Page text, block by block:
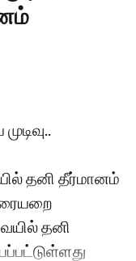
தனி தீர்மானம்
தனி